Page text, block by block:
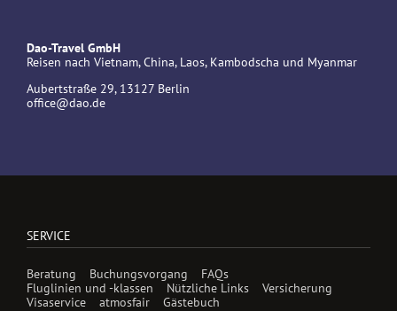
Dao-Travel GmbH
Reisen nach Vietnam, China, Laos, Kambodscha und Myanmar
Aubertstraße 29, 13127 Berlin
office@dao.de
SERVICE
Beratung Buchungsvorgang
FAQs
Fluglinien und -klassen
Nützliche Links
Versicherung
Visaservice
atmosfair Gästebuch